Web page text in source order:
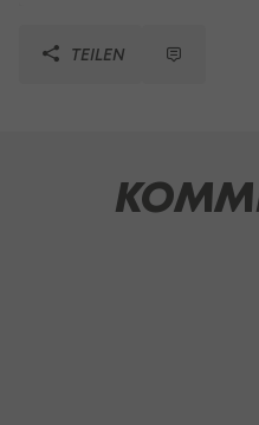
TEILEN